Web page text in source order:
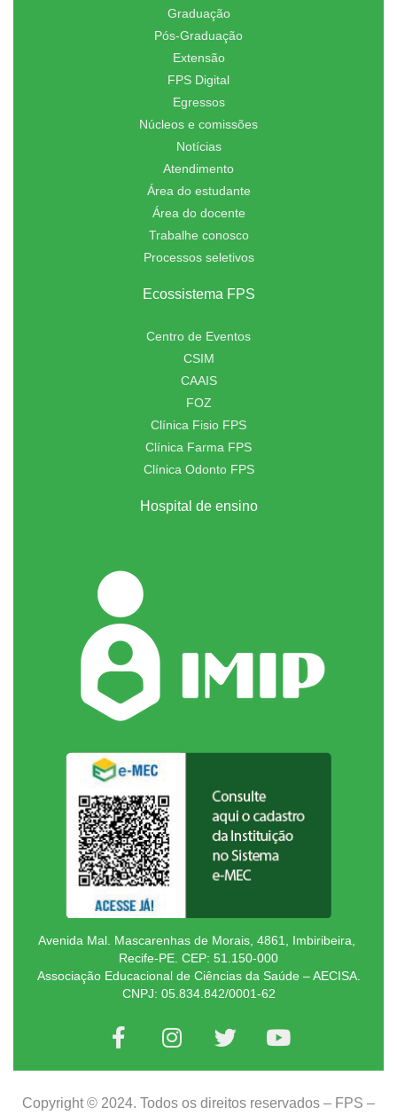
Graduação
Pós-Graduação
Extensão
FPS Digital
Egressos
Núcleos e comissões
Notícias
Atendimento
Área do estudante
Área do docente
Trabalhe conosco
Processos seletivos
Ecossistema FPS
Centro de Eventos
CSIM
CAAIS
FOZ
Clínica Fisio FPS
Clínica Farma FPS
Clínica Odonto FPS
Hospital de ensino
Avenida Mal. Mascarenhas de Morais, 4861, Imbiribeira,
Recife-PE. CEP: 51.150-000
Associação Educacional de Ciências da Saúde – AECISA.
CNPJ: 05.834.842/0001-62
Copyright © 2024. Todos os direitos reservados – FPS –